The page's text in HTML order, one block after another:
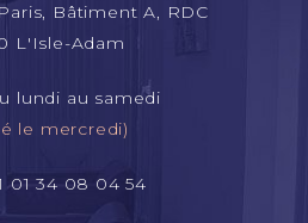
Bâtiment A, RDC
L'Isle-Adam
lundi au samedi
le mercredi)
01 34 08 04 54